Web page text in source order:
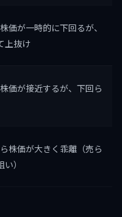
価が一時的に下回るが、
上抜け
価が接近するが、下回ら
株価が大きく乖離（売ら
）